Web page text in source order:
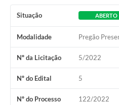
Situação ABERTO
Modalidade Pregão
Nº da Licitação 5/2022
Nº do Edital 5
Nº do Processo 122/2022